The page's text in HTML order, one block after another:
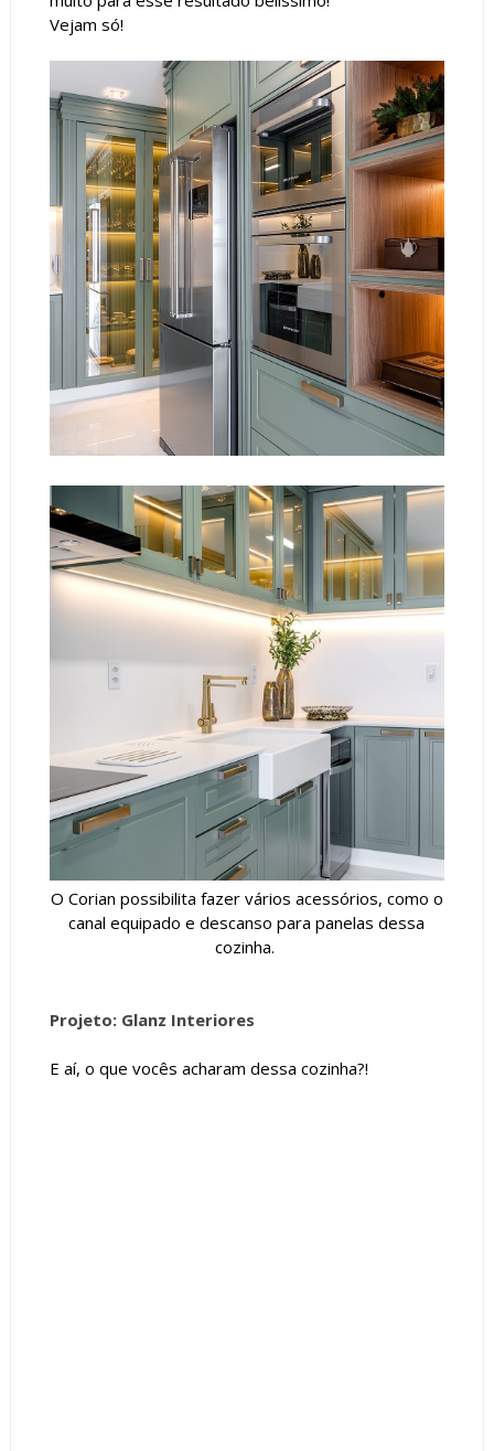
Vejam só!
O Corian possibilita fazer vários acessórios, como o
canal equipado e descanso para panelas dessa
cozinha.
Projeto: Glanz Interiores
E aí, o que vocês acharam dessa cozinha?!